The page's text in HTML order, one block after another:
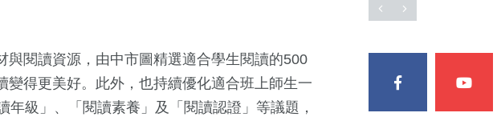
閱讀資源，由中市圖精選適合學生閱讀的500
得更美好。此外，也持續優化適合班上師生一
級」、「閱讀素養」及「閱讀認證」等議題，